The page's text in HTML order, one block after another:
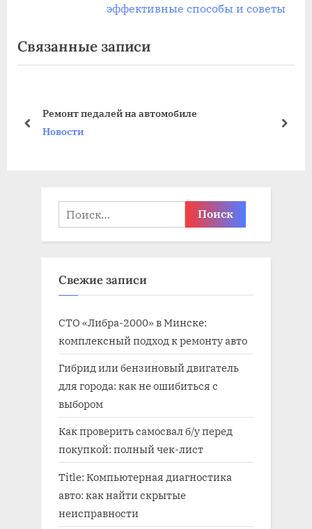
д
у
я
д
у
с
эффективные способы и советы
Связанные записи
Ремонт педалей на автомобиле
Новости
пред
Найти:
Свежие записи
СТО «Либра-2000» в Минске:
комплексный подход к ремонту авто
Гибрид или бензиновый двигатель
для города: как не ошибиться с
выбором
Как проверить самосвал б/у перед
покупкой: полный чек-лист
Title: Компьютерная диагностика
авто: как найти скрытые
неисправности